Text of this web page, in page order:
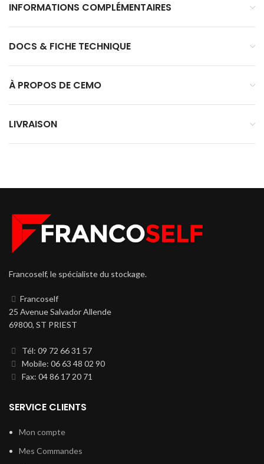
INFORMATIONS COMPLÉMENTAIRES
DOCS & FICHE TECHNIQUE
À PROPOS DE CEMO
LIVRAISON
Francoself, le spécialiste du stockage.
Francoself
25 Avenue Salvador Allende
69800, ST PRIEST
Tél: 09 72 66 31 57
Mobile: 06 63 48 02 90
Fax: 04 86 17 20 71
SERVICE CLIENTS
Mon compte
Mes Commandes